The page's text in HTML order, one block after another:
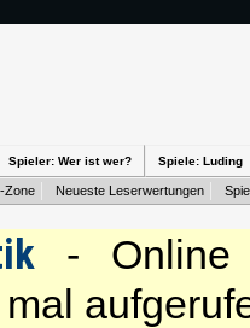
Spieler: Wer ist wer? Spiele: Luding
Zone Neueste Leserwertungen
- Online